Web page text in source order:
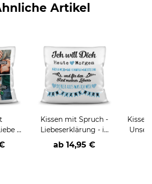
Artikel
-
Kissen mit Spruch -
Liebeserklärung - in
Blau
ab 14,95 €